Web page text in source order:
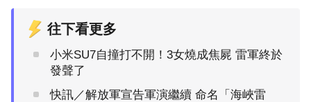
往下看更多
小米SU7自撞打不開！3女燒成焦屍 雷軍終於
發聲了
快訊／解放軍宣告軍演繼續 命名「海峽雷